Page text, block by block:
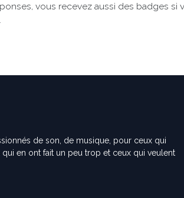
vous recevez aussi des badges
de son, de musique, pour ceux qui
en ont fait un peu trop et ceux qui veulent